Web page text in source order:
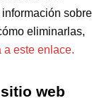
sobre
eliminarlas,
a este enlace.
web